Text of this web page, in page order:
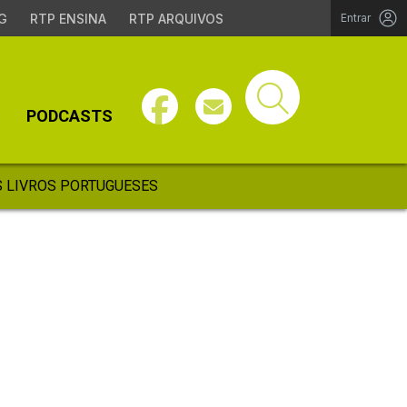
RTP ENSINA RTP ARQUIVOS Entrar
PODCASTS
LIVROS PORTUGUESES